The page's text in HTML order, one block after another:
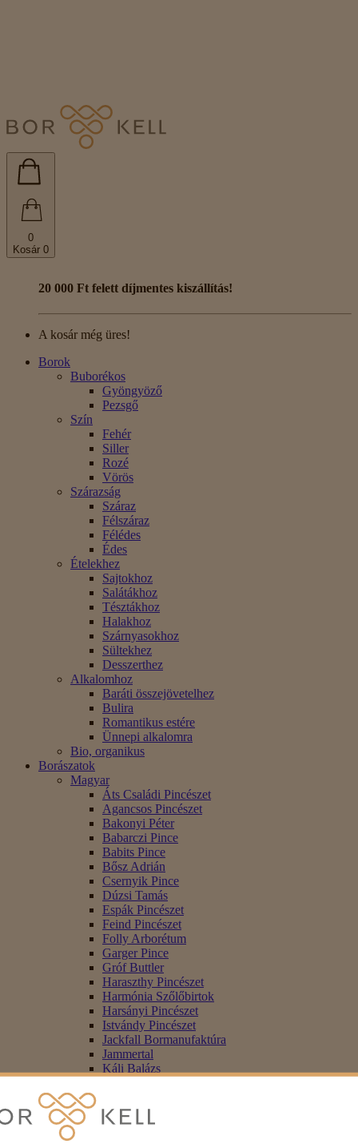
0
Kosár 0
20 000 Ft felett díjmentes kiszállítás!
A kosár még üres!
Borok
Buborékos
Gyöngyöző
Pezsgő
Szín
Fehér
Siller
Rozé
Vörös
Szárazság
Száraz
Félszáraz
Félédes
Édes
Ételekhez
Sajtokhoz
Salátákhoz
Tésztákhoz
Halakhoz
Szárnyasokhoz
Sültekhez
Desszerthez
Alkalomhoz
Baráti összejövetelhez
Bulira
Romantikus estére
Ünnepi alkalomra
Bio, organikus
Borászatok
Magyar
Áts Családi Pincészet
Agancsos Pincészet
Bakonyi Péter
Babarczi Pince
Babits Pince
Bősz Adrián
Csernyik Pince
Dúzsi Tamás
Espák Pincészet
Feind Pincészet
Folly Arborétum
Garger Pince
Gróf Buttler
Haraszthy Pincészet
Harmónia Szőlőbirtok
Harsányi Pincészet
Istvándy Pincészet
Jackfall Bormanufaktúra
Jammertal
Káli Balázs
Kvaszinger Borászat
Lajver Borbirtok